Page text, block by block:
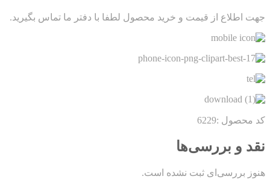
جهت اطلاع از قیمت و خرید محصول لطفا با دفتر ما تماس بگیرید.
کد محصول :6229
نقد و بررسی‌ها
هنوز بررسی‌ای ثبت نشده است.